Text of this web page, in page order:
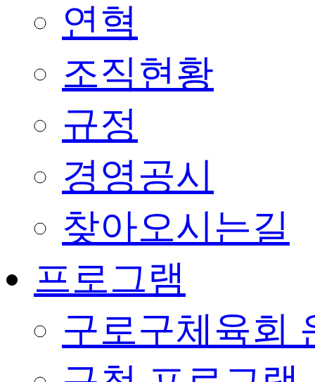
연혁
조직현황
규정
경영공시
찾아오시는길
프로그램
구로구체육회